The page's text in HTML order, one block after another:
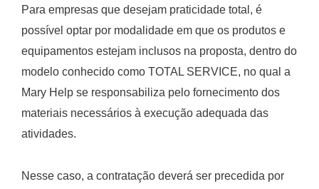
Para empresas que desejam praticidade total, é
possível optar por modalidade em que os produtos e
equipamentos estejam inclusos na proposta, dentro do
modelo conhecido como TOTAL SERVICE, no qual a
Mary Help se responsabiliza pelo fornecimento dos
materiais necessários à execução adequada das
atividades.
Nesse caso, a contratação deverá ser precedida por